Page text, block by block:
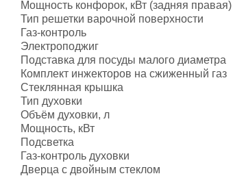
Мощность конфорок, кВт (задняя правая)
Тип решетки варочной поверхности
Газ-контроль
Электроподжиг
Подставка для посуды малого диаметра
Комплект инжекторов на сжиженный газ
Стеклянная крышка
Тип духовки
Объём духовки, л
Мощность, кВт
Подсветка
Газ-контроль духовки
Дверца с двойным стеклом